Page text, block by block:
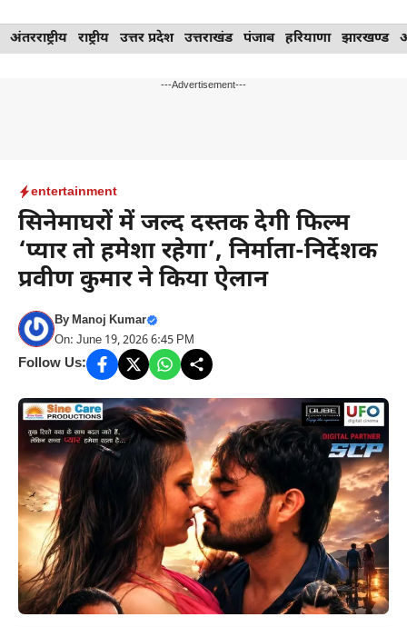
Skip
to
अंतरराष्ट्रीय राष्ट्रीय उत्तर प्रदेश उत्तराखंड पंजाब हरियाणा झारखण्ड
---Advertisement---
entertainment
सिनेमाघरों में जल्द दस्तक देगी फिल्म
‘प्यार तो हमेशा रहेगा’, निर्माता-निर्देशक
प्रवीण कुमार ने किया ऐलान
ByManoj Kumar
On: June 19, 2026 6:45 PM
Follow Us: